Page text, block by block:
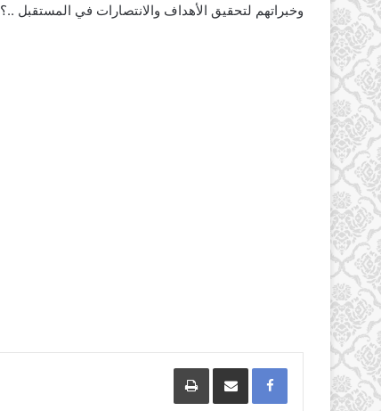
وخبراتهم لتحقيق الأهداف والانتصارات في المستقبل ..؟
Facebookمشاركة عبر البريد طباعة